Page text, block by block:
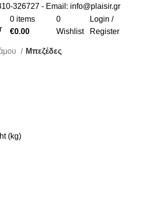
326727 - Email: info@plaisir.gr
0 items
€0.00
0
Wishlist
Login /
Register
Μπεζέδες
(kg)